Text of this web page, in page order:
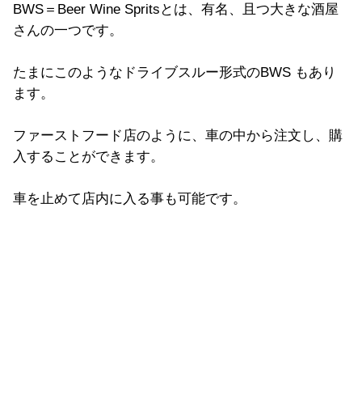
BWS＝Beer Wine Spritsとは、有名、且つ大きな酒屋
さんの一つです。
たまにこのようなドライブスルー形式のBWS もあり
ます。
ファーストフード店のように、車の中から注文し、購
入することができます。
車を止めて店内に入る事も可能です。